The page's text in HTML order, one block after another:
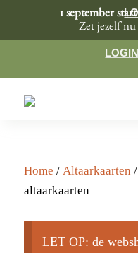
1 september
Zet jezelf
Home / Altaarkaarten
altaarkaarten
LET OP: de